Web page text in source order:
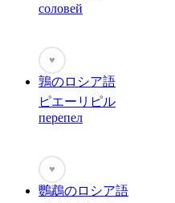
соловей
♥
鶉のロシア語
ピエーリピル
перепел
♥
鸚鵡のロシア語